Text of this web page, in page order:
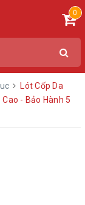
0
Lót Cốp Da
- Bảo Hành 5